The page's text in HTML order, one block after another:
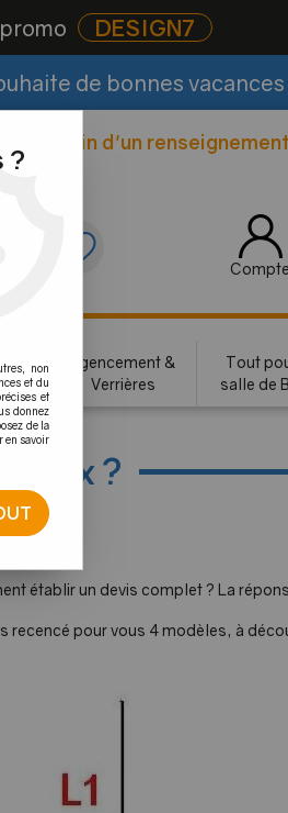
DESIGN7
de bonnes vacances
Besoin d'un
Compte
Agencement &
Verrières
Tout
salle de
inox ?
établir un devis complet ? La
pour vous 4 modèles, à
?
non
et du
et
donnez
de la
en savoir